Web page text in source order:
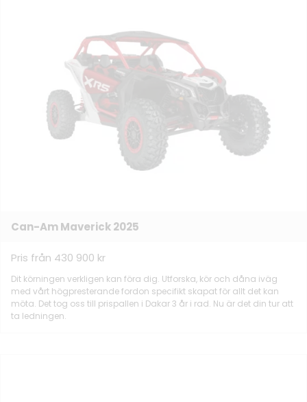
Can-Am Maverick 2025
Pris från 430 900 kr
Dit körningen verkligen kan föra dig. Utforska, kör och dåna iväg
med vårt högpresterande fordon specifikt skapat för allt det kan
möta. Det tog oss till prispallen i Dakar 3 år i rad. Nu är det din tur att
ta ledningen.